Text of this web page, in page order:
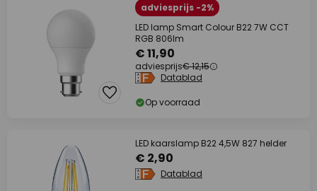
adviesprijs -2%
LED lamp Smart Colour B22 7W CCT
RGB 806lm
€ 11,90
adviesprijs€ 12,15
Datablad
Op voorraad
LED kaarslamp B22 4,5W 827 helder
€ 2,90
Datablad